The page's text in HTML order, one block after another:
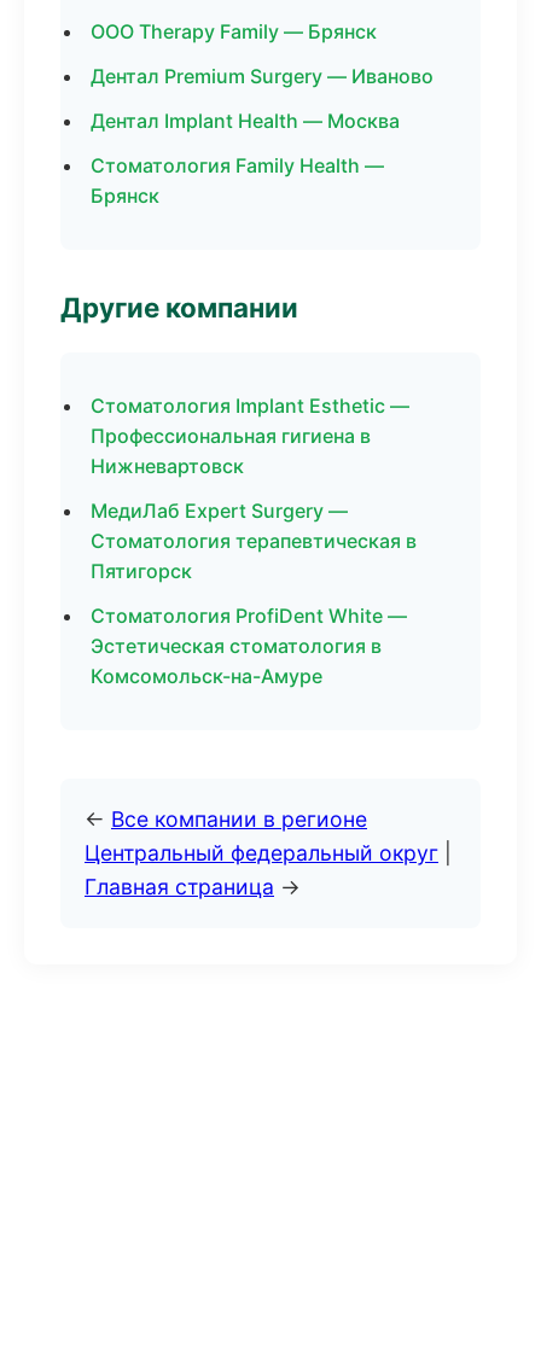
ООО Therapy Family — Брянск
Дентал Premium Surgery — Иваново
Дентал Implant Health — Москва
Стоматология Family Health —
Брянск
Другие компании
Стоматология Implant Esthetic —
Профессиональная гигиена в
Нижневартовск
МедиЛаб Expert Surgery —
Стоматология терапевтическая в
Пятигорск
Стоматология ProfiDent White —
Эстетическая стоматология в
Комсомольск-на-Амуре
← Все компании в регионе
Центральный федеральный округ
Главная страница →